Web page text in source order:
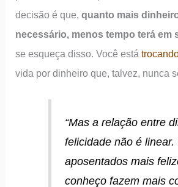
decisão é que,quanto mais
necessário, menos tempo terá em
se esqueça disso. Você está
vida por dinheiro que, talvez, nunca
“Mas a relação entre
felicidade não é linear.
aposentados mais
conheço fazem mais